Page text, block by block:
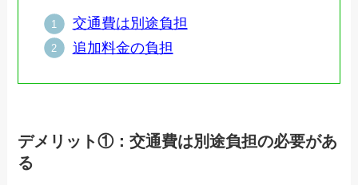
交通費は別途負担
追加料金の負担
デメリット①：交通費は別途負担の必要があ
る